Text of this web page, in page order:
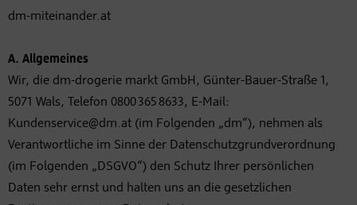
dm-miteinander.at
A. Allgemeines
Wir, die dm-drogerie markt GmbH, Günter-Bauer-Straße 1,
5071 Wals, Telefon 0800 365 8633, E-Mail:
Kundenservice@dm.at (im Folgenden „dm“), nehmen als
Verantwortliche im Sinne der Datenschutzgrundverordnung
(im Folgenden „DSGVO“) den Schutz Ihrer persönlichen
Daten sehr ernst und halten uns an die gesetzlichen